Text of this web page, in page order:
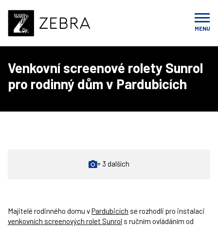
MENU
Úvod
Venkovní screenové rolety Sunrol pro rodinný dům v
Pardubicích
Venkovní screenové rolety Sunrol
pro rodinný dům v Pardubicích
+ 3 dalších
Majitelé rodinného domu vPardubicích se rozhodli pro instalaci
venkovních screenových rolet Sunrol s ručním ovládáním od